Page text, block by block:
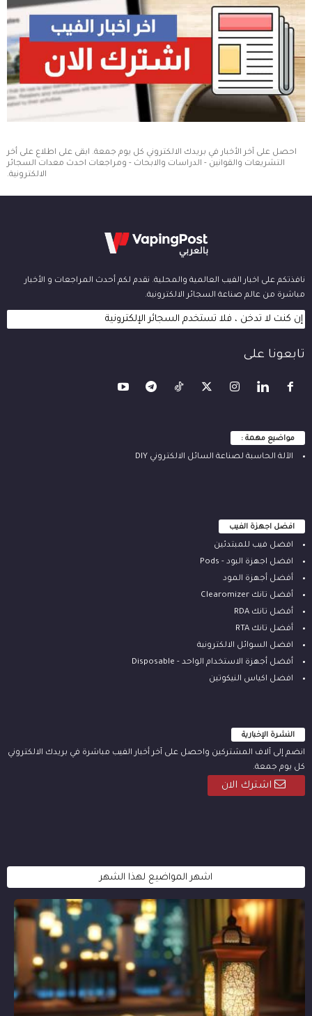
احصل على آخر الأخبار في بريدك الالكتروني كل يوم جمعة. ابقى على اطلاع على أخر
التشريعات والقوانين - الدراسات والابحاث - ومراجعات احدث معدات السجائر
الالكترونية.
نافذتكم على اخبار الفيب العالمية والمحلية. نقدم لكم أحدث المراجعات و الأخبار
مباشرة من عالم صناعة السجائر الالكترونية.
إن كنت لا تدخن ، فلا تستخدم السجائر الإلكترونية
تابعونا على
مواضيع مهمة :
الآلة ‫الحاسبة لصناعة السائل الالكتروني‬ DIY
افضل اجهزة الفيب
افضل فيب للمبتدئين
افضل اجهزة البود - Pods
أفضل أجهزة المود
أفضل تانك Clearomizer
أفضل تانك RDA
أفضل تانك RTA
افضل السوائل الالكترونية
أفضل أجهزة الاستخدام الواحد - Disposable
افضل اكياس النيكوتين
النشرة الإخبارية
انضم إلى آلاف المشتركين واحصل على آخر أخبار الفيب مباشرة في بريدك الالكتروني
كل يوم جمعة.
اشترك الان
اشهر المواضيع لهذا الشهر